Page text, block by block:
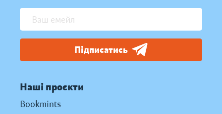
Підписатись
Наші проєкти
Bookmints